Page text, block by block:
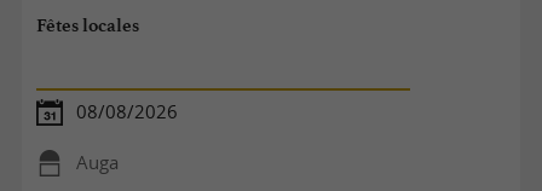
Fêtes locales
08/08/2026
Auga